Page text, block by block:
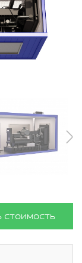
стоимость